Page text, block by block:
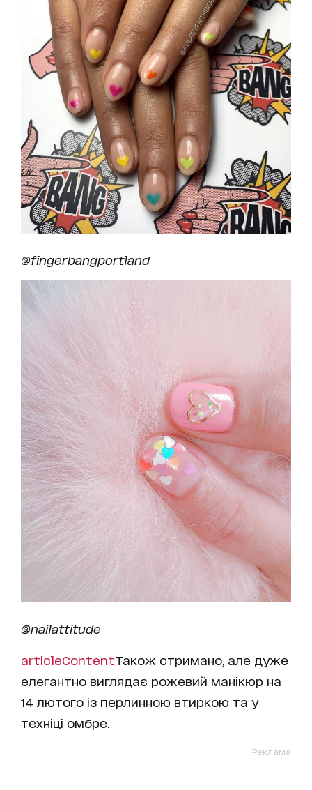
@fingerbangportland
@nailattitude
articleContentТакож стримано, але дуже
елегантно виглядає рожевий манікюр на
14 лютого із перлинною втиркою та у
техніці омбре.
Реклама